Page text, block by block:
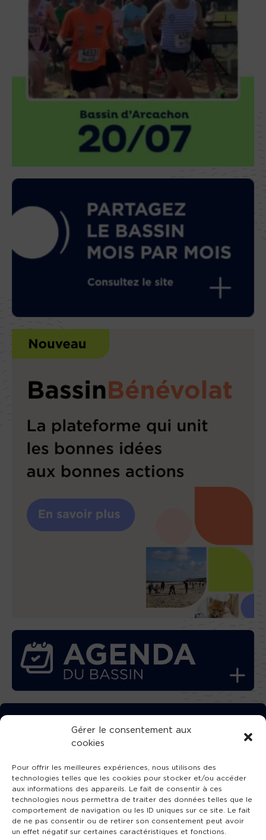
Gérer le consentement aux
cookies
Pour offrir les meilleures expériences, nous utilisons des
technologies telles que les cookies pour stocker et/ou accéder
aux informations des appareils. Le fait de consentir à ces
technologies nous permettra de traiter des données telles que le
comportement de navigation ou les ID uniques sur ce site. Le fait
de ne pas consentir ou de retirer son consentement peut avoir
un effet négatif sur certaines caractéristiques et fonctions.
TÉLÉCHARGEZ GRATUITEMENT
L’APPLICATION TVBA !
SUIVEZ-NOUS !